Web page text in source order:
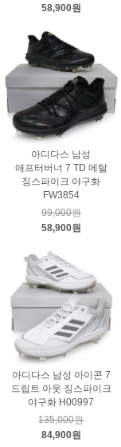
58,900원
아디다스 남성
애프터버너 7 TD 메탈
징스파이크 야구화
FW3854
99,000원
58,900원
아디다스 남성 아이콘 7
드립트 아웃 징스파이크
야구화 H00997
135,000원
84,900원